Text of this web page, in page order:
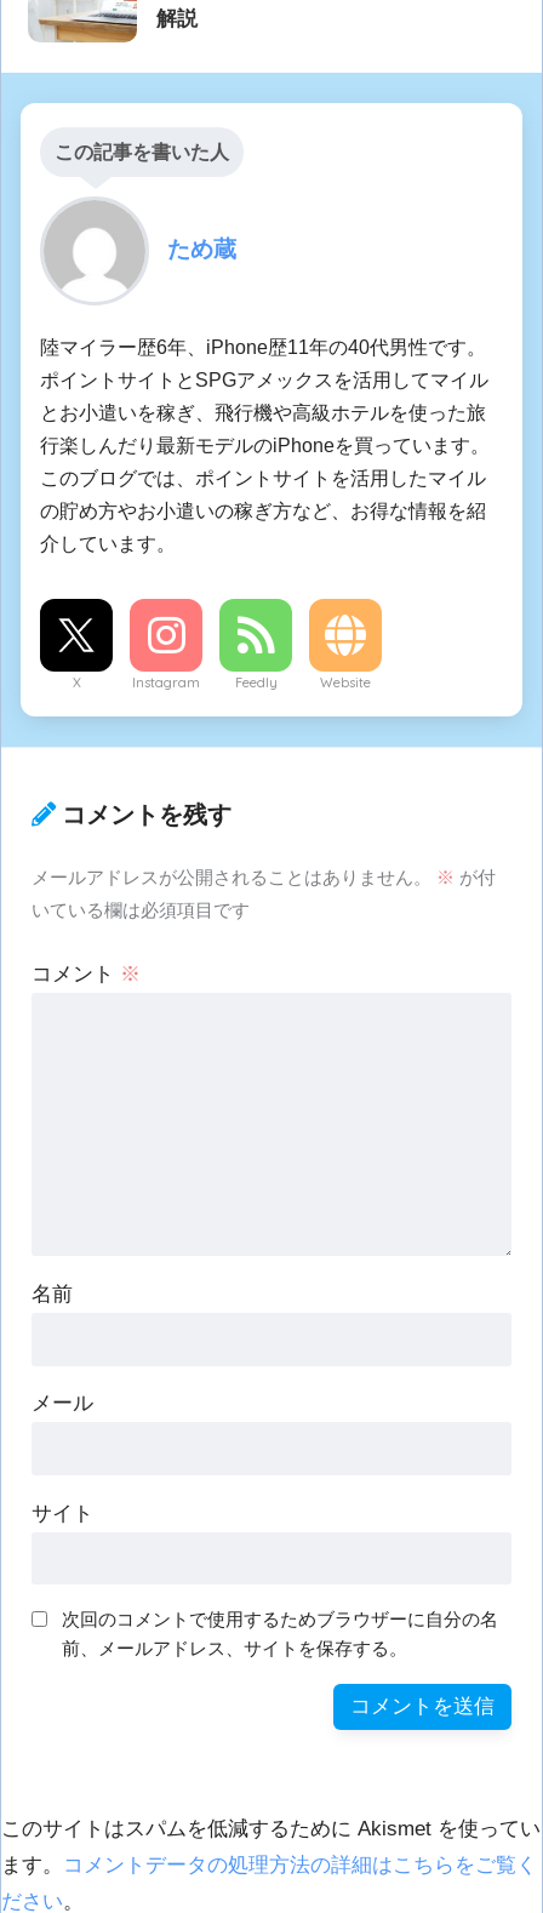
解説
この記事を書いた人
ため蔵
陸マイラー歴6年、iPhone歴11年の40代男性です。
ポイントサイトとSPGアメックスを活用してマイル
とお小遣いを稼ぎ、飛行機や高級ホテルを使った旅
行楽しんだり最新モデルのiPhoneを買っています。
このブログでは、ポイントサイトを活用したマイル
の貯め方やお小遣いの稼ぎ方など、お得な情報を紹
介しています。
X Instagram Feedly Website
コメントを残す
メールアドレスが公開されることはありません。 ※ が付
いている欄は必須項目です
コメント ※
名前
メール
サイト
次回のコメントで使用するためブラウザーに自分の名
前、メールアドレス、サイトを保存する。
このサイトはスパムを低減するために Akismet を使ってい
ます。
コメントデータの処理方法の詳細はこちらをご覧く
ださい。